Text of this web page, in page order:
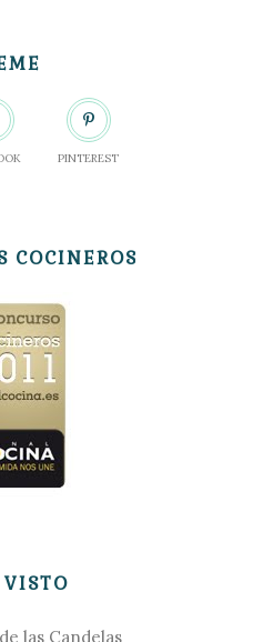
PINTEREST
COCINEROS
las Candelas